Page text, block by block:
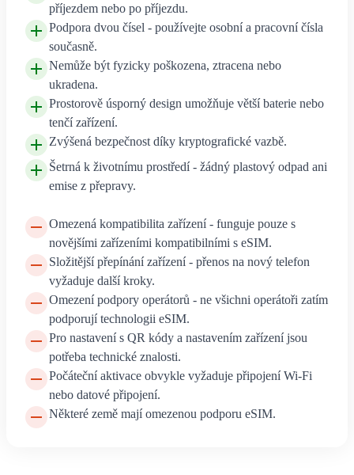
příjezdem nebo po příjezdu.
Podpora dvou čísel - používejte osobní a pracovní čísla
současně.
Nemůže být fyzicky poškozena, ztracena nebo
ukradena.
Prostorově úsporný design umožňuje větší baterie nebo
tenčí zařízení.
Zvýšená bezpečnost díky kryptografické vazbě.
Šetrná k životnímu prostředí - žádný plastový odpad ani
emise z přepravy.
Omezená kompatibilita zařízení - funguje pouze s
novějšími zařízeními kompatibilními s eSIM.
Složitější přepínání zařízení - přenos na nový telefon
vyžaduje další kroky.
Omezení podpory operátorů - ne všichni operátoři zatím
podporují technologii eSIM.
Pro nastavení s QR kódy a nastavením zařízení jsou
potřeba technické znalosti.
Počáteční aktivace obvykle vyžaduje připojení Wi-Fi
nebo datové připojení.
Některé země mají omezenou podporu eSIM.